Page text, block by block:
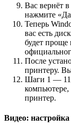
Вас вернёт
нажмите
Теперь
вас есть
будет проще
После
принтеру.
Шаги 1 — 11
компьютере,
принтер.
Видео: настройка